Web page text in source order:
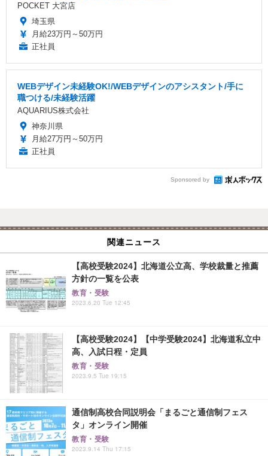
POCKET 大宮店
埼玉県
月給23万円～50万円
正社員
WEBデザイン未経験OK!/WEBデザインのアシスタント/手に
職つける/未経験活躍
AQUARIUS株式会社
神奈川県
月給27万円～50万円
正社員
Sponsored by
関連ニュース
【高校受験2024】北海道公立高、学校裁量と推薦
方針の一覧を公表
教育・受験
2023.6.20 Tue 12:45
【高校受験2024】【中学受験2024】北海道私立中
高、入試日程・定員
教育・受験
2023.9.5 Tue 19:15
通信制高校合同説明会「まるごと通信制フェス
タ」オンライン開催
教育・受験
2023.9.14 Thu 17:15